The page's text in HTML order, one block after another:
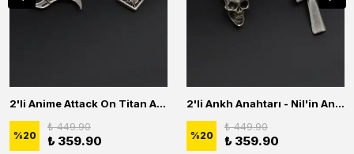
2'li Anime Attack On Titan Acrylic Maria Anime Naruto Erkek Kadın Kolye Seti
%20
₺ 449.90
₺ 359.90
2'li Ankh Anahtarı - Nil'in Anahtarı - Kuru Kafa Erkek Kadın Kolye Seti
%20
₺ 449.90
₺ 359.90